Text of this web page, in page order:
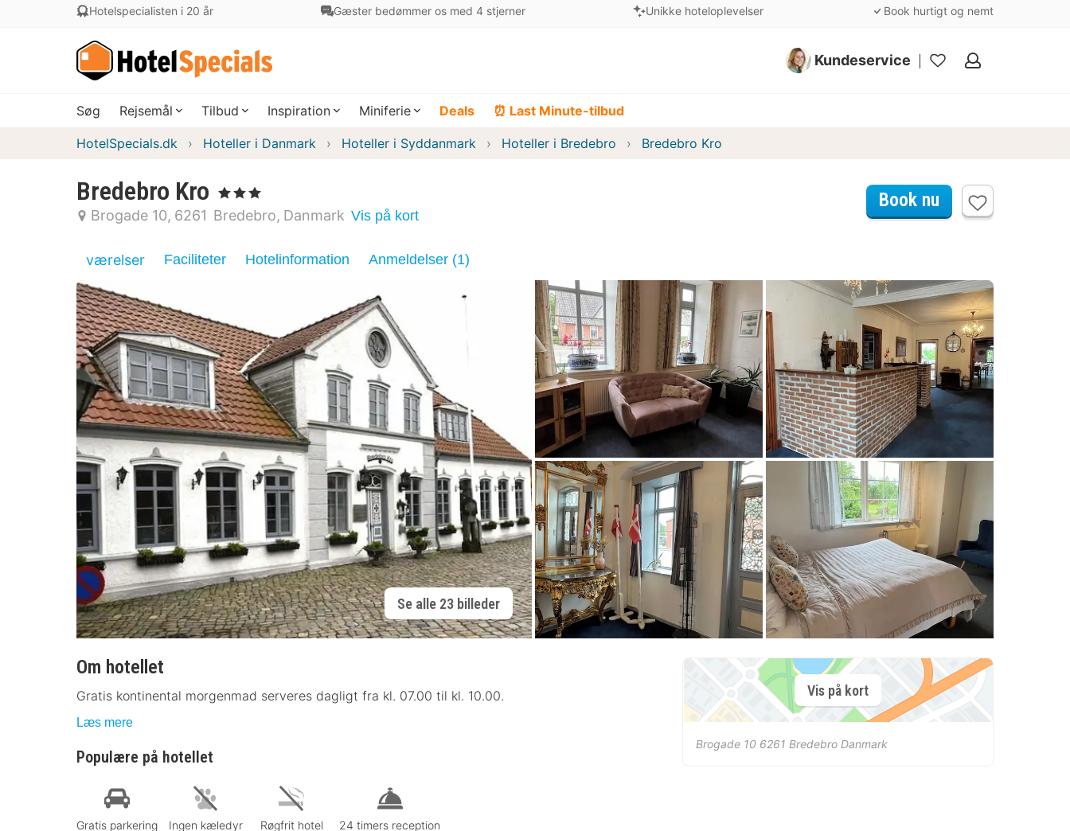
Hotelspecialisten i 20 år Gæster bedømmer os med 4 stjerner Unikke hoteloplevelser Book hurtigt og nemt
Kundeservice
Mine
Søg Rejsemål Tilbud Inspiration Miniferie Deals ⏰ Last Minute-tilbud
HotelSpecials.dk Hoteller i Danmark Hoteller i Syddanmark Hoteller i Bredebro Bredebro Kro
Bredebro Kro , 3 Stjerner
Brogade 10 6261 Bredebro Danmark Vis på kort
Book nu
værelser Faciliteter Hotelinformation Anmeldelser (1)
Se alle 23 billeder
Om hotellet
Gratis kontinental morgenmad serveres dagligt fra kl. 07.00 til kl. 10.00.
Læs mere
Populære på hotellet
Gratis parkering Ingen kæledyr Røgfrit hotel 24 timers reception
Vis på kort
Brogade 10 6261 Bredebro Danmark